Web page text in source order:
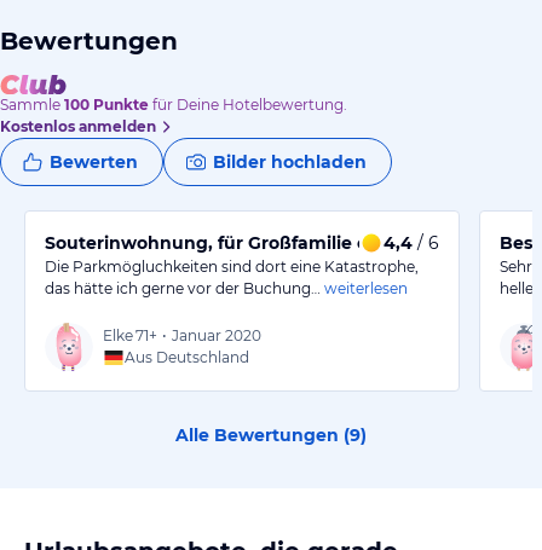
Bewertungen
Sammle 100 Punkte für Deine Hotelbewertung.
Kostenlos anmelden
Bewerten Bilder hochladen
Souterinwohnung, für Großfamilie ohne Asthma
4,4 / 6
Die Parkmögluchkeiten sind dort eine Katastrophe,
das hätte ich gerne vor der Buchung…
weiterlesen
Elke71+ • Januar 2020
Aus Deutschland
Sehr
helle
Alle Bewertungen (9)